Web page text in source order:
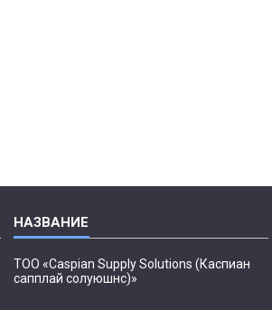
ТОО «Caspian Supply Solutions (Каспиан
сапплай солуюшнс)»